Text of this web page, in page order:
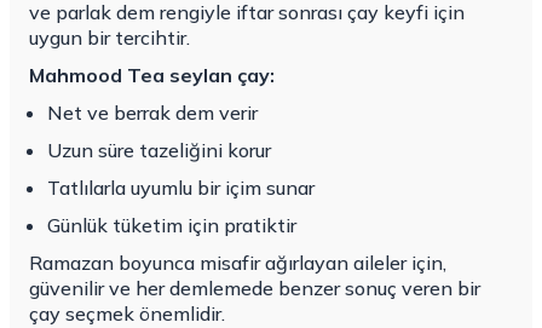
ve parlak dem rengiyle iftar sonrası çay keyfi için
uygun bir tercihtir.
Mahmood Tea seylan çay:
Net ve berrak dem verir
Uzun süre tazeliğini korur
Tatlılarla uyumlu bir içim sunar
Günlük tüketim için pratiktir
Ramazan boyunca misafir ağırlayan aileler için,
güvenilir ve her demlemede benzer sonuç veren bir
çay seçmek önemlidir.